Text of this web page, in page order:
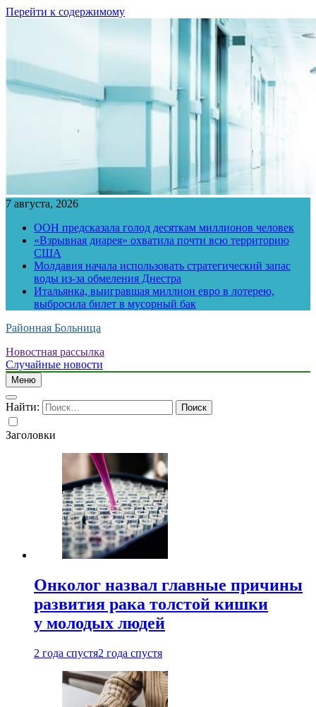
Перейти к содержимому
7 августа, 2026
ООН предсказала голод десяткам миллионов человек
«Взрывная диарея» охватила почти всю территорию
США
Молдавия начала использовать стратегический запас
воды из-за обмеления Днестра
Итальянка, выигравшая миллион евро в лотерею,
выбросила билет в мусорный бак
Районная Больница
Новостная рассылка
Случайные новости
Меню
Найти:
Заголовки
Онколог назвал главные причины
развития рака толстой кишки
у молодых людей
2 года спустя2 года спустя